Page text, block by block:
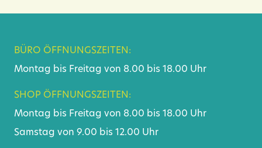
BÜRO ÖFFNUNGSZEITEN:
Montag bis Freitag von 8.00 bis 18.00 Uhr
SHOP ÖFFNUNGSZEITEN:
Montag bis Freitag von 8.00 bis 18.00 Uhr
Samstag von 9.00 bis 12.00 Uhr